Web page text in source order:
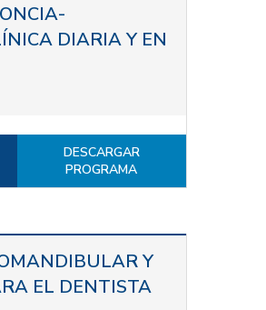
DIARIA Y EN
DESCARGAR
PROGRAMA
Y
EL DENTISTA